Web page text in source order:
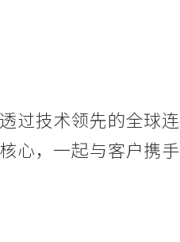
过技术领先的全球连
心，一起与客户携手